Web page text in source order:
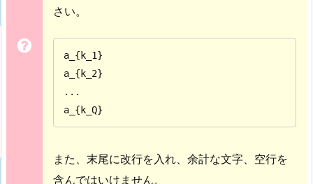
さい。
a_{k_1}
a_{k_2}
...
a_{k_Q}
また、末尾に改行を入れ、余計な文字、空行を
含んではいけません。